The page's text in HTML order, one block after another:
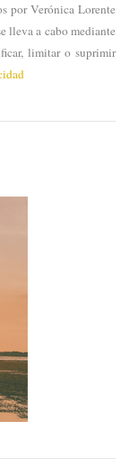
por Verónica Lorente
lleva a cabo mediante
limitar o suprimir